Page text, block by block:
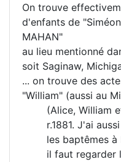
On trouve
d'enfants de
MAHAN"
au lieu mentionné
soit Saginaw,
... on trouve des
"William" (aussi au
(Alice, William
r.1881. J'ai
les baptêmes à
il faut regarder